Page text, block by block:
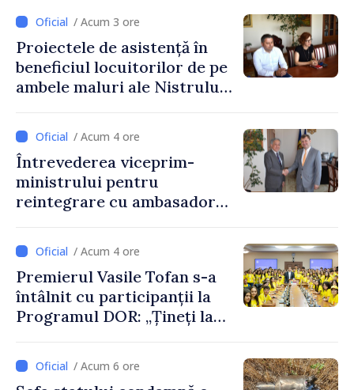
/ Acum 3 ore
Proiectele de asistență în
beneficiul locuitorilor de pe
ambele maluri ale Nistrului
viceprim-ministrului cu
reprezentanta rezidentă a
PNUD în Republica Moldova,
Daniela Gasparikova
/ Acum 4 ore
Întrevederea viceprim-
ministrului pentru
reintegrare cu ambasadorul
Moldova
/ Acum 4 ore
Premierul Vasile Tofan s-a
întâlnit cu participanții la
Programul DOR: „Țineți la
feriți de încercări și greșeli –
doar astfel puteți reuși”
/ Acum 6 ore